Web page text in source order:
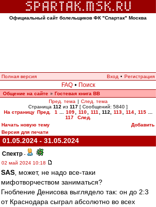
Официальный сайт болельщиков ФК "Спартак" Москва
Полная версия Вход • Регистрация
FAQ • Поиск
Общение на сайте » Гостевая книга ВВ
Пред. тема | След. тема
Страница 112 из 117 [ Сообщений: 5840 ]
На страницу Пред. 1 109 110 111 112 113 114 115
117
След.
Начать новую тему
Добавить
Версия для печати
01.05.2024 - 31.05.2024
Спектр -
02 май 2024 10:18
SAS , может, не надо все-таки
мифотворчеством заниматься?
Гнобление Денисова выглядело так: он до 2:3
от Краснодара сыграл абсолютно во всех